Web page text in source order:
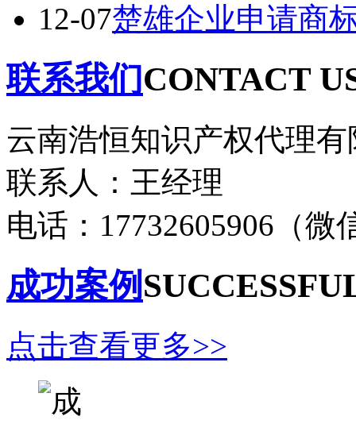
12-07楚雄企业申请商
联系我们CONTACT
云南浩恒知识产权代理有
联系人：王经理
电话：17732605906（微
成功案例
点击查看更多>>